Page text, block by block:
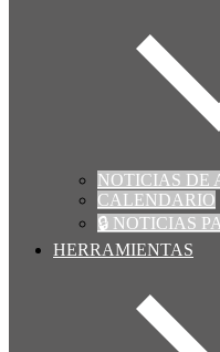
NOTICIAS DE
CALENDARIO
🔒 NOTICIAS
HERRAMIENTAS